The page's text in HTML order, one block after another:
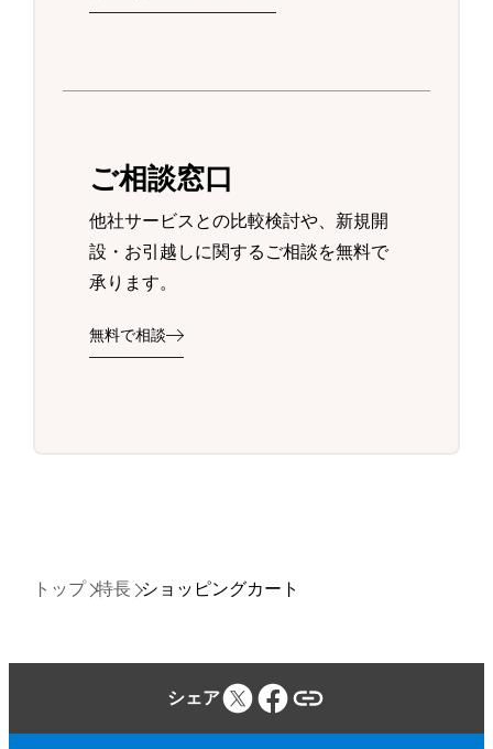
ご相談窓口
他社サービスとの比較検討や、新規開
設・お引越しに関するご相談を無料で
承ります。
無料で相談
トップ 特長 ショッピングカート
シェア